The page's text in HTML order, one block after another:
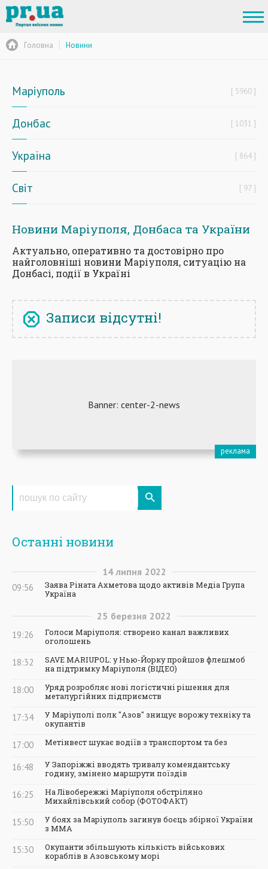
Головна Новини
Маріуполь 5960
Донбас 1031
Україна 864
Світ 97
Новини Маріуполя, Донбаса та України
Актуально, оперативно та достовірно про
найголовніші новини Маріуполя, ситуацію на
Донбасі, події в Україні
Записи відсутні!
Останні новини
14 липня 2022
09:56
Заява Ріната Ахметова щодо активів Медіа Група
Україна
25 березня 2022
19:26
Голоси Маріуполя: створено канал важливих
оголошень
18:32
SAVE MARIUPOL: у Нью-Йорку пройшов флешмоб
на підтримку Маріуполя (ВІДЕО)
18:00
Уряд розробляє нові логістичні рішення для
металургійних підприємств
17:34
У Маріуполі полк "Азов" знищує ворожу техніку та
окупантів
17:00 Метінвест шукає водіїв з транспортом та без
16:48
У Запоріжжі вводять тривалу комендантську
годину, змінено маршрути поїздів
16:25
На Лівобережжі Маріуполя обстріляно
Михайлівський собор (ФОТОФАКТ)
15:50
У боях за Маріуполь загинув боєць збірної України
з ММА
15:30
Окупанти збільшують кількість військових
кораблів в Азовському морі